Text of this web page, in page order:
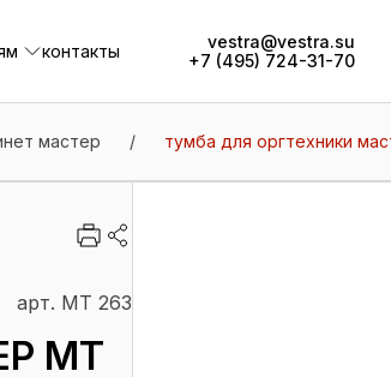
контакты
vestra@vestra.su
+7 (495) 724-31-70
мастер / тумба для оргтехники
арт. МТ 263
МТ